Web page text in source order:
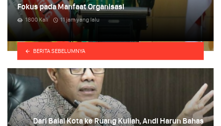
Fokus pada Manfaat Organisasi
1800 Kali 11 jam yang lalu
BERITA SEBELUMNYA
Dari Balai Kota ke Ruang Kuliah, Andi Harun Bahas